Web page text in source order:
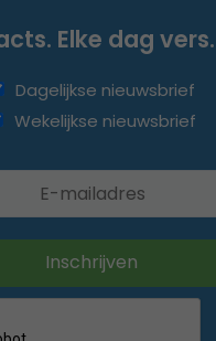
Elke dag
Dagelijkse nieuwsbrief
Wekelijkse nieuwsbrief